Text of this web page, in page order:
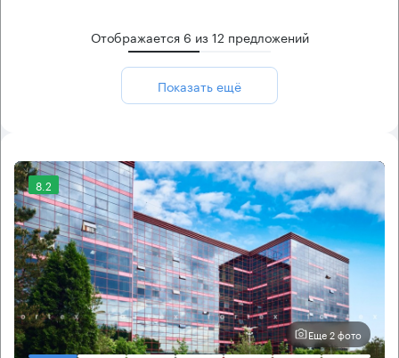
Отображается 6 из12 предложений
Показать ещё
8.2
Еще 2 фото